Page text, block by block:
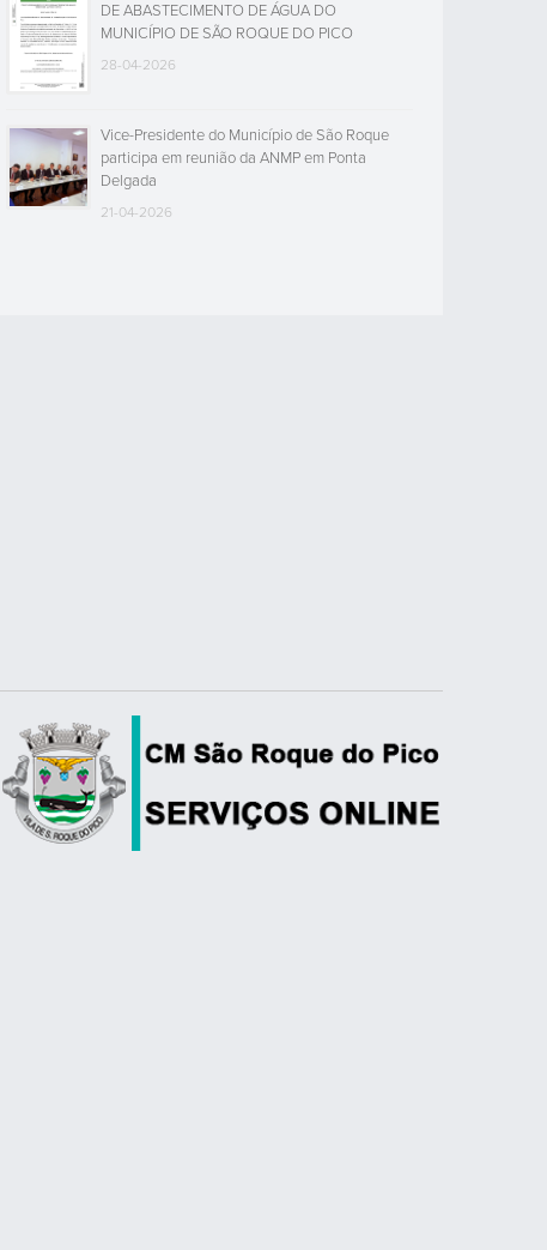
DE ABASTECIMENTO DE ÁGUA DO
MUNICÍPIO DE SÃO ROQUE DO PICO
28-04-2026
Vice-Presidente do Município de São Roque
participa em reunião da ANMP em Ponta
Delgada
21-04-2026